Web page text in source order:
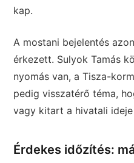
kap.
A mostani bejelentés
érkezett. Sulyok Tamás
nyomás van, a Tisza-
pedig visszatérő téma,
vagy kitart a hivatali
Érdekes időzítés: